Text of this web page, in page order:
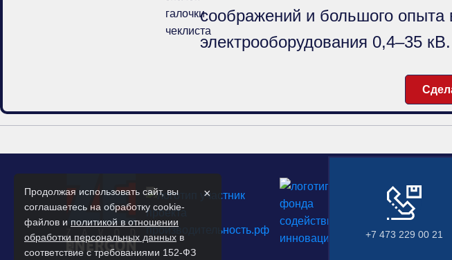
соображений и большого опыта
электрооборудования 0,4–35 кВ.
+7 473 229 00 21
×
Продолжая использовать сайт, вы
соглашаетесь на обработку cookie-
файлов и политикой в отношении
обработки персональных данных в
соответствие с требованиями 152-ФЗ